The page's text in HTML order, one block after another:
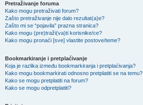
Pretraživanje foruma
Kako mogu pretraživati forum?
Zašto pretraživanje nije dalo rezultat(a)e?
Zašto mi se “pojavila” prazna stranica?
Kako mogu (pre)traži(va)ti korisnike/ce?
Kako mogu pronaći [sve] vlastite postove/teme?
Bookmarkiranje i pretplaćivanje
Koja je razlika između bookmarkiranja i pretplaćivanja?
Kako mogu bookmarkirati odnosno pretplatiti se na temu?
Kako se mogu pretplatiti na forum?
Kako se mogu odpretplatiti?